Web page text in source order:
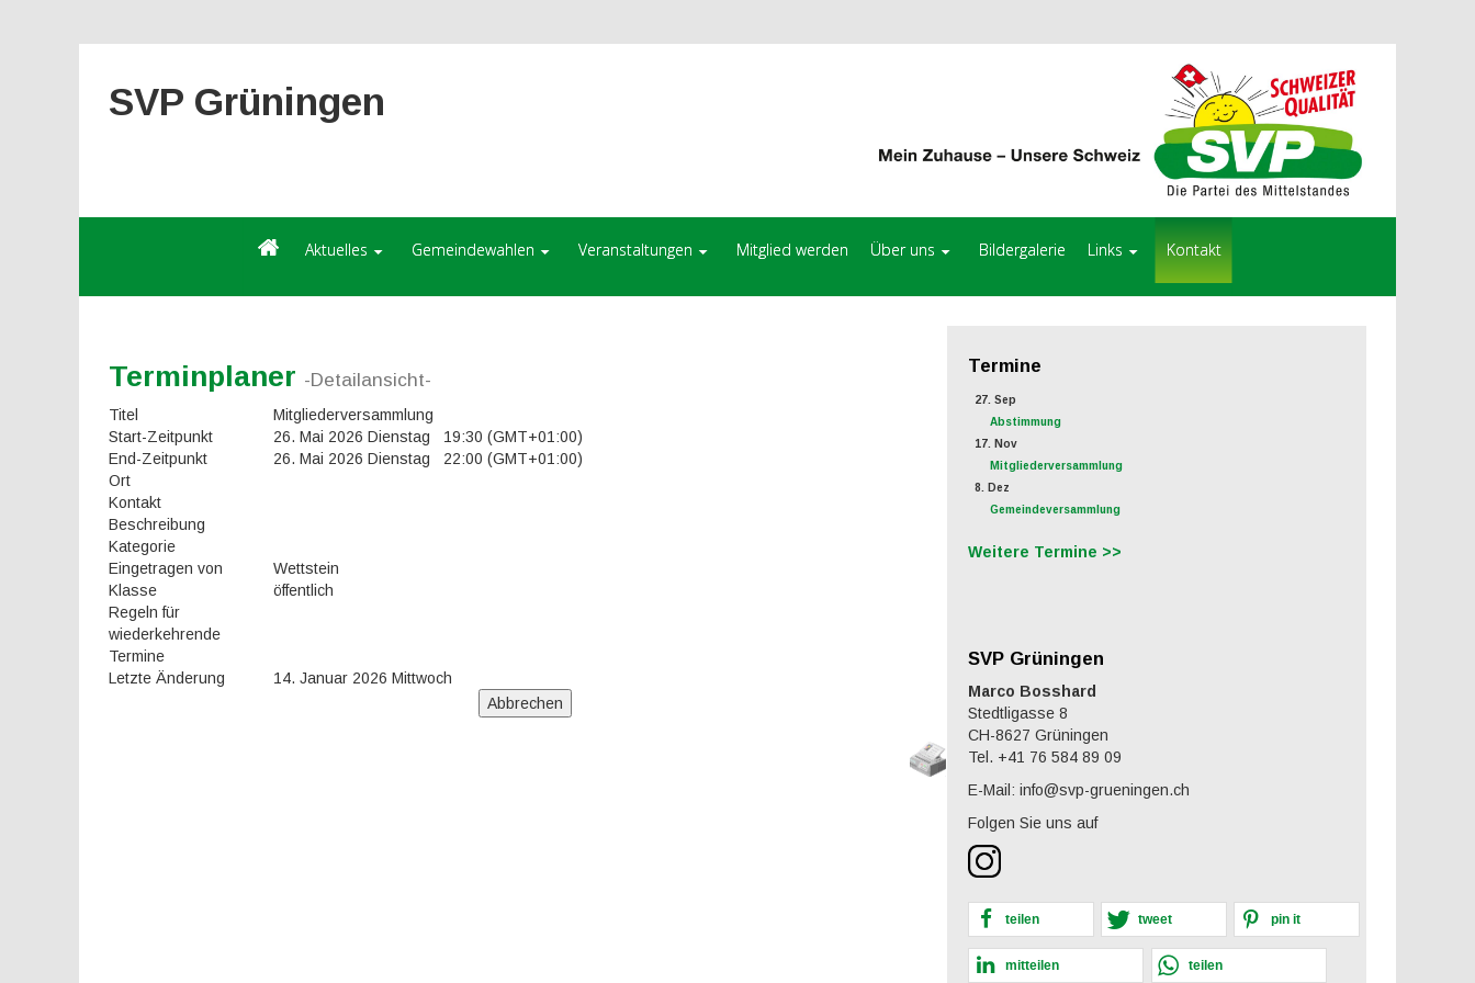
SVP Grüningen
Aktuelles Gemeindewahlen Veranstaltungen Mitglied werden Über uns Bildergalerie Links Kontakt
Terminplaner -Detailansicht-
Titel
Mitgliederversammlung
Start-Zeitpunkt
26. Mai 2026 Dienstag 19:30 (GMT+01:00)
End-Zeitpunkt
26. Mai 2026 Dienstag 22:00 (GMT+01:00)
Ort
Kontakt
Beschreibung
Kategorie
Eingetragen von
Wettstein
Klasse
öffentlich
Regeln für
wiederkehrende
Termine
Letzte Änderung
14. Januar 2026 Mittwoch
Termine
27. Sep
Abstimmung
17. Nov
Mitgliederversammlung
8. Dez
Gemeindeversammlung
Weitere Termine >>
SVP Grüningen
Marco Bosshard
Stedtligasse 8
CH-8627 Grüningen
Tel. +41 76 584 89 09
E-Mail: info@svp-grueningen.ch
Folgen Sie uns auf
teilen tweet pin it
mitteilen teilen